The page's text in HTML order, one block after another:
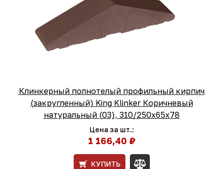
Клинкерный полнотелый профильный кирпич
(закругленный) King Klinker Коричневый
натуральный (03), 310/250x65x78
Цена за шт.:
1 166,40 ₽
КУПИТЬ